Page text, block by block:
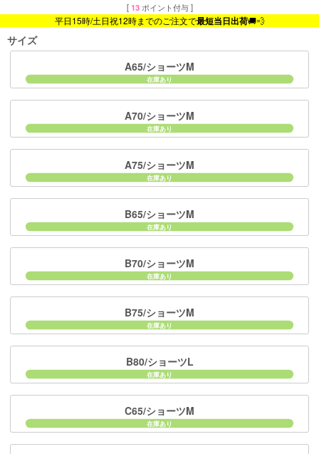
[ 13 ポイント付与 ]
平日15時/土日祝12時までのご注文で最短当日出荷🚚💨
サイズ
A65/ショーツM
A70/ショーツM
A75/ショーツM
B65/ショーツM
B70/ショーツM
B75/ショーツM
B80/ショーツL
C65/ショーツM